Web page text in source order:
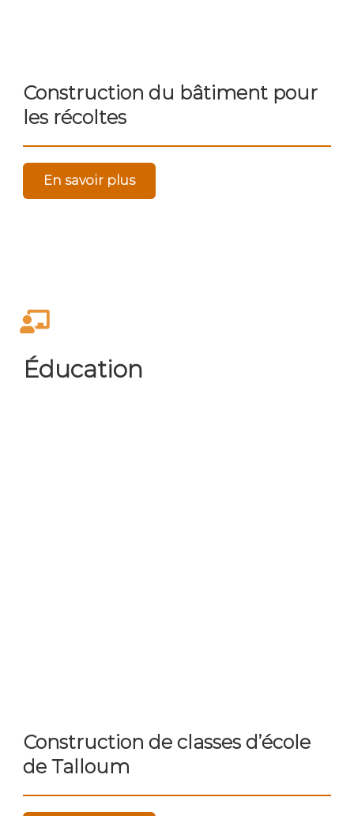
Construction du bâtiment pour
les récoltes
En savoir plus
Éducation
Construction de classes d’école
de Talloum